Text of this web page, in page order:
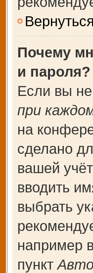
Почему
и пароля?
Если вы
при
на
сделано
вашей
вводить
выбрать
например
пункт